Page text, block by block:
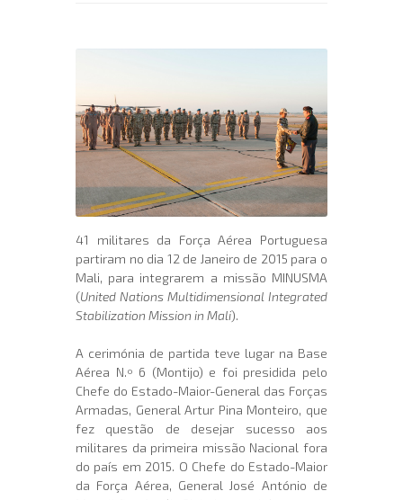
41 militares da Força Aérea Portuguesa
partiram no dia 12 de Janeiro de 2015 para o
Mali, para integrarem a missão MINUSMA
(United Nations Multidimensional Integrated
Stabilization Mission in Mali).
A cerimónia de partida teve lugar na Base
Aérea N.º 6 (Montijo) e foi presidida pelo
Chefe do Estado-Maior-General das Forças
Armadas, General Artur Pina Monteiro, que
fez questão de desejar sucesso aos
militares da primeira missão Nacional fora
do país em 2015. O Chefe do Estado-Maior
da Força Aérea, General José António de